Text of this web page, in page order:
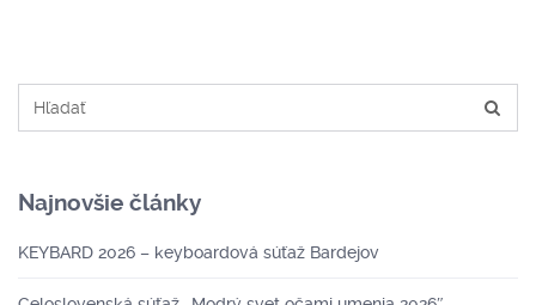
Najnovšie články
KEYBARD 2026 – keyboardová súťaž Bardejov